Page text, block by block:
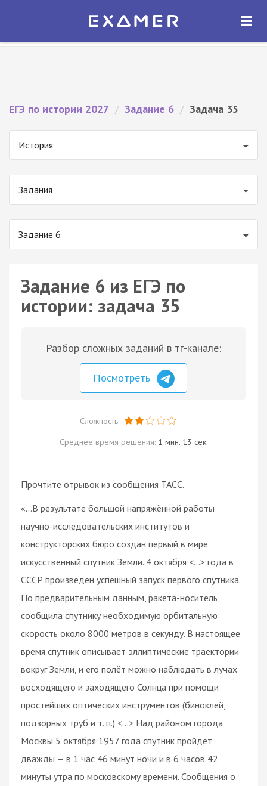
Экзамер — ЕГЭ 2027
ОТКРЫТЬ
ЕГЭ по истории 2027 / Задание 6 / Задача 35
История
Задания
Задание 6
Задание 6 из ЕГЭ по
истории: задача 35
Разбор сложных заданий в тг-канале:
Посмотреть
Сложность:
Среднее время решения: 1 мин. 13 сек.
Прочтите отрывок из сообщения ТАСС.
«…В результате большой напряжённой работы
научно-исследовательских институтов и
конструкторских бюро создан первый в мире
искусственный спутник Земли. 4 октября <…> года в
СССР произведён успешный запуск первого спутника.
По предварительным данным, ракета-носитель
сообщила спутнику необходимую орбитальную
скорость около 8000 метров в секунду. В настоящее
время спутник описывает эллиптические траектории
вокруг Земли, и его полёт можно наблюдать в лучах
восходящего и заходящего Солнца при помощи
простейших оптических инструментов (биноклей,
подзорных труб и т. п.) <…> Над районом города
Москвы 5 октября 1957 года спутник пройдёт
дважды — в 1 час 46 минут ночи и в 6 часов 42
минуты утра по московскому времени. Сообщения о